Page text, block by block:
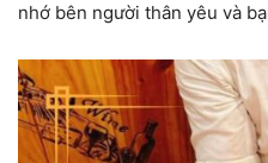
nhớ bên người thân yêu và